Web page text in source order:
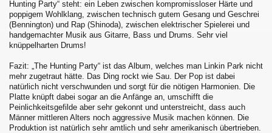
Hunting Party“ steht: ein Leben zwischen kompromissloser Härte und
poppigem Wohlklang, zwischen technisch gutem Gesang und Geschrei
(Bennington) und Rap (Shinoda), zwischen elektrischer Spielerei und
handgemachter Musik aus Gitarre, Bass und Drums. Sehr viel
knüppelharten Drums!
Fazit: „The Hunting Party“ ist das Album, welches man Linkin Park nicht
mehr zugetraut hätte. Das Ding rockt wie Sau. Der Pop ist dabei
natürlich nicht verschwunden und sorgt für die nötigen Harmonien. Die
Platte knüpft dabei sogar an die Anfänge an, umschifft die
Peinlichkeitsgefilde aber sehr gekonnt und unterstreicht, dass auch
Männer mittleren Alters noch aggressive Musik machen können. Die
Produktion ist natürlich sehr amtlich und sehr amerikanisch übertrieben.